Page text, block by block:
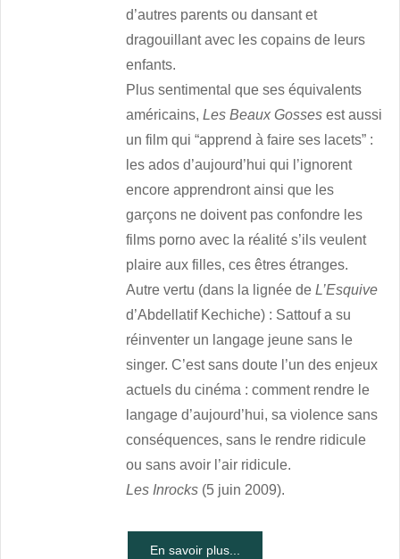
d’autres parents ou dansant et
dragouillant avec les copains de leurs
enfants.
Plus sentimental que ses équivalents
américains,Les Beaux Gosses est aussi
un film qui “apprend à faire ses lacets” :
les ados d’aujourd’hui qui l’ignorent
encore apprendront ainsi que les
garçons ne doivent pas confondre les
films porno avec la réalité s’ils veulent
plaire aux filles, ces êtres étranges.
Autre vertu (dans la lignée deL’Esquive
d’Abdellatif Kechiche) : Sattouf a su
réinventer un langage jeune sans le
singer. C’est sans doute l’un des enjeux
actuels du cinéma : comment rendre le
langage d’aujourd’hui, sa violence sans
conséquences, sans le rendre ridicule
ou sans avoir l’air ridicule.
Les Inrocks (5 juin 2009).
En savoir plus...